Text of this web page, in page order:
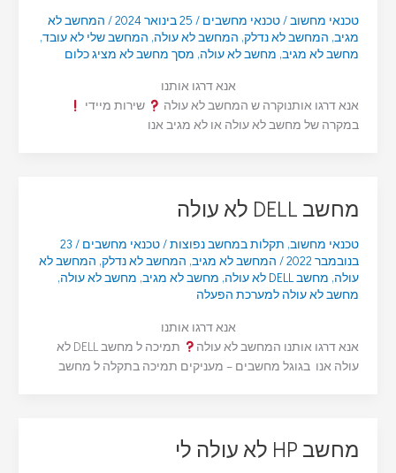
טכנאי מחשוב/טכנאי מחשבים / 25 בינואר 2024 / המחשב לא
מגיב, המחשב לא נדלק, המחשב לא עולה, המחשב שלי לא עובד,
מחשב לא מגיב, מחשב לא עולה, מסך מחשב לא מציג כלום
אנא דרגו אותנו
אנא דרגו אותנוקרה ש המחשב לא עולה
שירות מיידי
במקרה של מחשב לא עולה או לא מגיב אנו
מחשב DELL לא עולה
טכנאי מחשוב, תקלות במחשב נפוצות/טכנאי מחשבים /
23
בנובמבר 2022
/ המחשב לא מגיב, המחשב לא נדלק, המחשב לא
עולה, מחשב DELL לא עולה , מחשב לא מגיב, מחשב לא עולה,
מחשב לא עולה למערכת הפעלה
אנא דרגו אותנו
אנא דרגו אותנו המחשב לא עולה
תמיכה ל מחשב DELL לא
עולה אנו בגוגל מחשבים – מעניקים תמיכה בתקלה ל מחשב
מחשב HP לא עולה לי